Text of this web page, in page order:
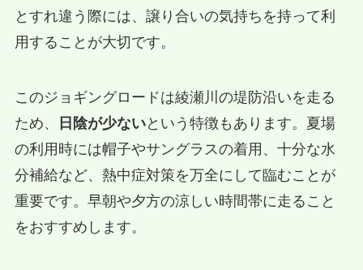
とすれ違う際には、譲り合いの気持ちを持って利
用することが大切です。
このジョギングロードは綾瀬川の堤防沿いを走る
ため、
日陰が少ないという特徴もあります。夏場
の利用時には帽子やサングラスの着用、十分な水
分補給など、熱中症対策を万全にして臨むことが
重要です。早朝や夕方の涼しい時間帯に走ること
をおすすめします。